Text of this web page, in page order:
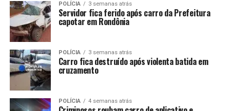
POLÍCIA 3 semanas atrás
Servidor fica ferido após carro da Prefeitura
capotar em Rondônia
POLÍCIA 3 semanas atrás
Carro fica destruído após violenta batida em
cruzamento
POLÍCIA 4 semanas atrás